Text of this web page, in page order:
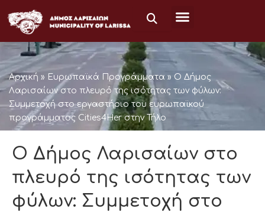
στο
περιεχόμενο
Αρχική » Ευρωπαϊκά Προγράμματα » Ο Δήμος
Λαρισαίων στο πλευρό της ισότητας των φύλων:
Συμμετοχή στο εργαστήριο του ευρωπαϊκού
προγράμματος Cities4Her στην Τήλο
Ο Δήμος Λαρισαίων στο
πλευρό της ισότητας των
φύλων: Συμμετοχή στο